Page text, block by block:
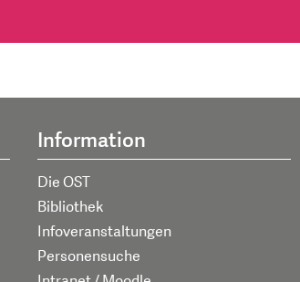
Information
Die OST
Bibliothek
Infoveranstaltungen
Personensuche